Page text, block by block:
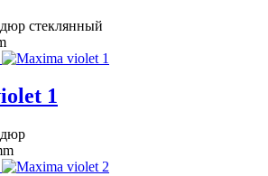
стеклянный
1